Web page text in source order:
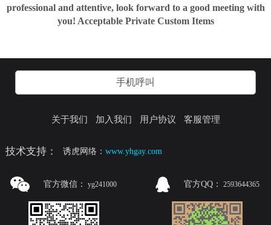
professional and attentive, look forward to a good meeting with
you! Acceptable Private Custom Items
手机呼叫
关于我们 加入我们 用户协议 客服管理
技术支持： 诱虎网络：www.yhgay.com
官方微信： yg241000 官方QQ： 2593644365